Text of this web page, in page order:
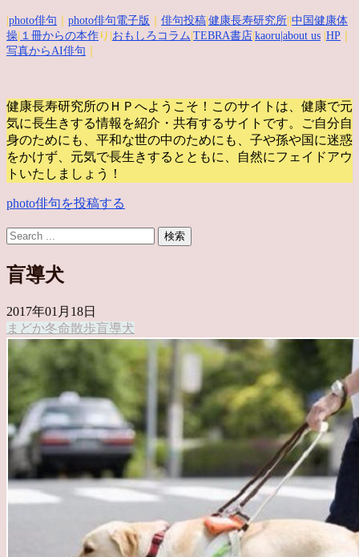
photo俳句 photo俳句電子版 俳句投稿 健康長寿研究所 中国健康体
操 １冊からの本作 り| おもしろコラム TEBRA書店 kaoru |about us HP
写真からAI俳句
健康長寿研究所のＨＰへようこそ！このサイトは、健康で元
気に長生きする情報を紹介・共有するサイトです。
ご自分自
身のためにも、平和な世の中のためにも、子や孫や国に迷惑
をかけず、元気で長生きするとともに、自然にフェイドアウ
トいたしましょう！
photo俳句を投稿する
盲導犬
2017年01月18日
まどか冬命散歩盲導犬